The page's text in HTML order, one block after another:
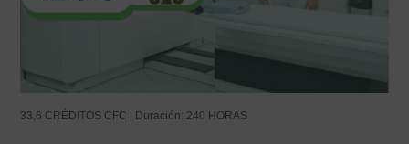
33,6 CRÉDITOS CFC | Duración: 240 HORAS